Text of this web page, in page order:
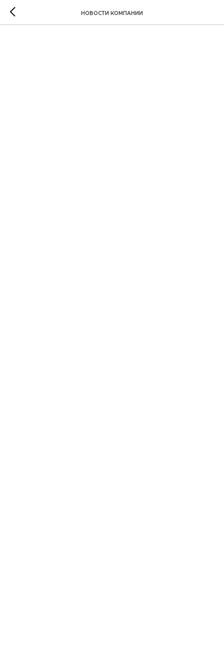
НОВОСТИ КОМПАНИИ